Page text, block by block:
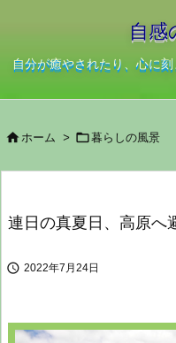
自感
自分が癒やされたり、心に
ホーム > 暮らしの風景
連日の真夏日、高原へ
 2022年7月24日